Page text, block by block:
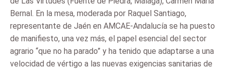
Bernal. En la mesa, moderada por Raquel Santiago,
representante de Jaén en AMCAE-Andalucía se ha puesto
de manifiesto, una vez más, el papel esencial del sector
agrario “que no ha parado” y ha tenido que adaptarse a una
velocidad de vértigo a las nuevas exigencias sanitarias de